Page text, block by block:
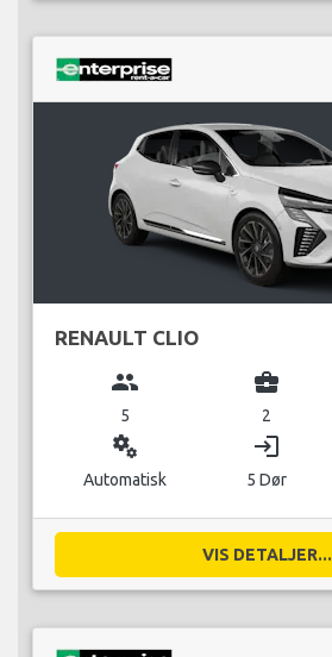
RENAULT CLIO
group
5
business_center
2
miscellaneous_services
Automatisk
login
5 Dør
VIS DETALJER...